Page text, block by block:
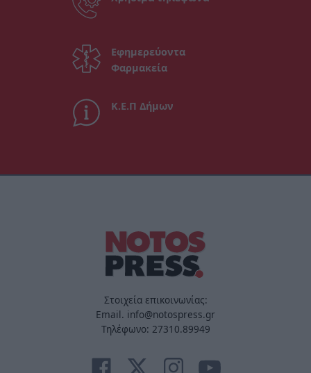
Εφημερεύοντα
Φαρμακεία
Κ.Ε.Π Δήμων
Στοιχεία επικοινωνίας:
Email. info@notospress.gr
Τηλέφωνο: 27310.89949